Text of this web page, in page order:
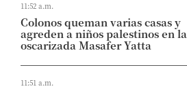
11:52 a.m.
Colonos queman varias casas y
agreden a niños palestinos en la
oscarizada Masafer Yatta
11:51 a.m.